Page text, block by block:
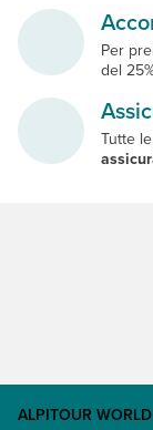
Per
del
Tutte
ALPITOUR WORLD